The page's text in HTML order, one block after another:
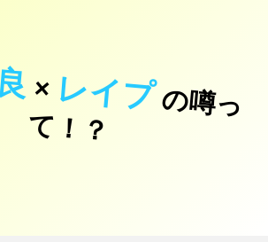
× レイプの
噂
っ
て
！
？